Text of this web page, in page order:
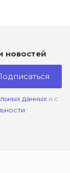
новостей
данныхи с